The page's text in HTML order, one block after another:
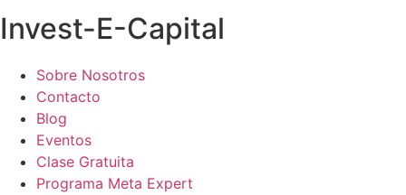
Invest-E-Capital
Sobre Nosotros
Contacto
Blog
Eventos
Clase Gratuita
Programa Meta Expert